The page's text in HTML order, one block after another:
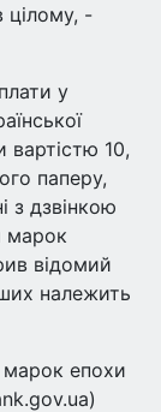
цілому, -
у
вартістю 10,
паперу,
з дзвінкою
марок
відомий
належить
марок епохи